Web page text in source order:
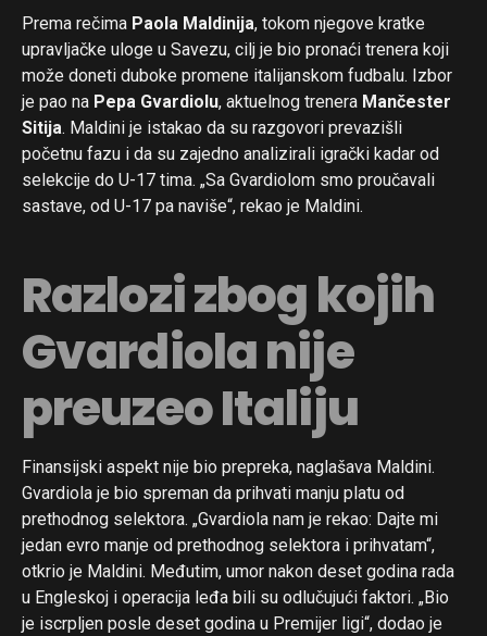
Prema rečima Paola Maldinija, tokom njegove kratke
upravljačke uloge u Savezu, cilj je bio pronaći trenera koji
može doneti duboke promene italijanskom fudbalu. Izbor
je pao na Pepa Gvardiolu, aktuelnog trenera Mančester
Sitija. Maldini je istakao da su razgovori prevazišli
početnu fazu i da su zajedno analizirali igrački kadar od
selekcije do U-17 tima. „Sa Gvardiolom smo proučavali
sastave, od U-17 pa naviše“, rekao je Maldini.
Razlozi zbog kojih
Gvardiola nije
preuzeo Italiju
Finansijski aspekt nije bio prepreka, naglašava Maldini.
Gvardiola je bio spreman da prihvati manju platu od
prethodnog selektora. „Gvardiola nam je rekao: Dajte mi
jedan evro manje od prethodnog selektora i prihvatam“,
otkrio je Maldini. Međutim, umor nakon deset godina rada
u Engleskoj i operacija leđa bili su odlučujući faktori. „Bio
je iscrpljen posle deset godina u Premijer ligi“, dodao je